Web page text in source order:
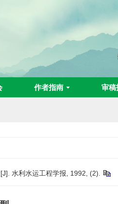
作者指南 审稿
水利水运工程学报, 1992, (2).